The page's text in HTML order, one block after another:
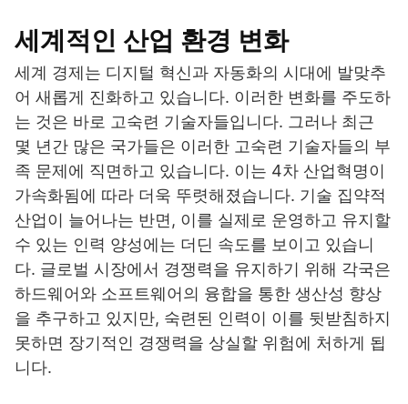
세계적인 산업 환경 변화
세계 경제는 디지털 혁신과 자동화의 시대에 발맞추
어 새롭게 진화하고 있습니다. 이러한 변화를 주도하
는 것은 바로 고숙련 기술자들입니다. 그러나 최근
몇 년간 많은 국가들은 이러한 고숙련 기술자들의 부
족 문제에 직면하고 있습니다. 이는 4차 산업혁명이
가속화됨에 따라 더욱 뚜렷해졌습니다. 기술 집약적
산업이 늘어나는 반면, 이를 실제로 운영하고 유지할
수 있는 인력 양성에는 더딘 속도를 보이고 있습니
다. 글로벌 시장에서 경쟁력을 유지하기 위해 각국은
하드웨어와 소프트웨어의 융합을 통한 생산성 향상
을 추구하고 있지만, 숙련된 인력이 이를 뒷받침하지
못하면 장기적인 경쟁력을 상실할 위험에 처하게 됩
니다.